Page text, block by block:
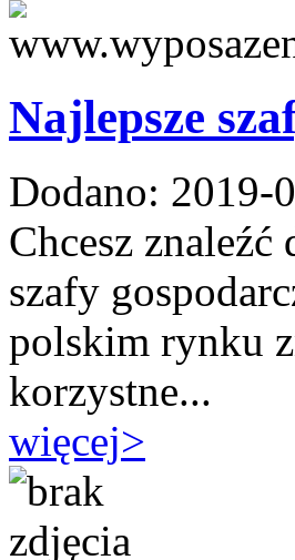
Najlepsze
Dodano: 2019-
Chcesz znaleźć
szafy
polskim rynku
korzystne...
więcej>